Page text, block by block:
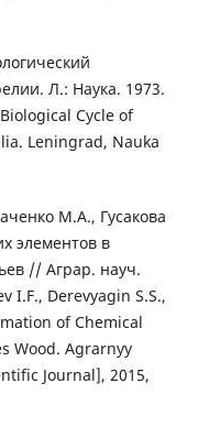
Л.: Наука. 1973.
Cycle of
Leningrad, Nauka
М.А., Гусакова
элементов в
// Аграр. науч.
I.F., Derevyagin S.S.,
of Chemical
Wood. Agrarnyy
Journal], 2015,